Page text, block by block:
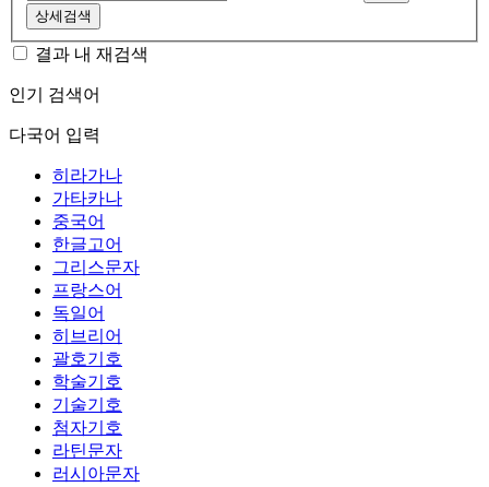
상세검색
결과 내 재검색
인기 검색어
다국어 입력
히라가나
가타카나
중국어
한글고어
그리스문자
프랑스어
독일어
히브리어
괄호기호
학술기호
기술기호
첨자기호
라틴문자
러시아문자